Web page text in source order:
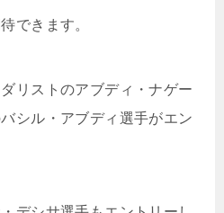
できます。
リストのアブディ・ナゲー
シル・アブディ選手がエン